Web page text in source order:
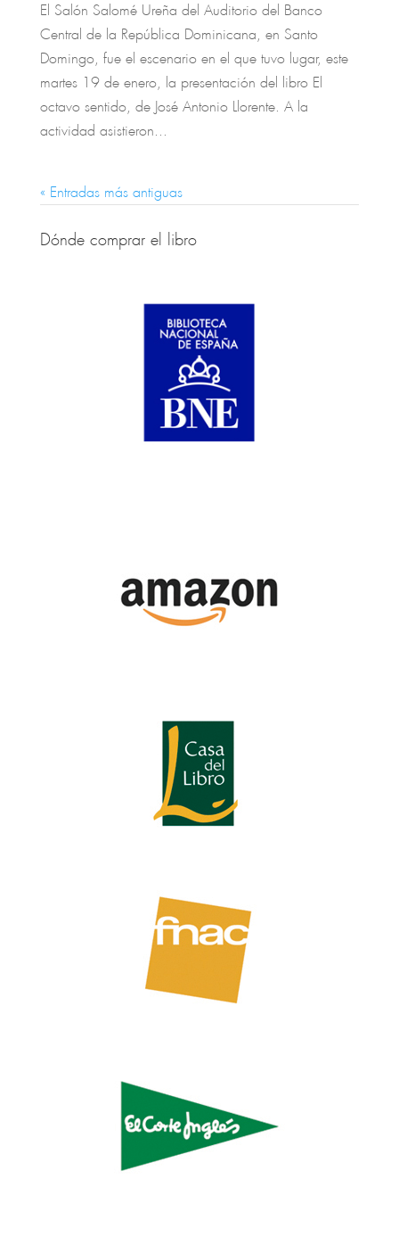
El Salón Salomé Ureña del Auditorio del Banco
Central de la República Dominicana, en Santo
Domingo, fue el escenario en el que tuvo lugar, este
martes 19 de enero, la presentación del libro El
octavo sentido, de José Antonio Llorente. A la
actividad asistieron...
« Entradas más antiguas
Dónde comprar el libro